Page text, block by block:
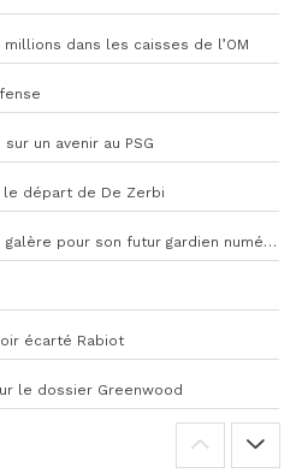
dans les caisses de l’OM
un avenir au PSG
le départ de De Zerbi
Restes, Atubolu, Bulka… L’OM galère pour son futur gardien numéro 1
écarté Rabiot
le dossier Greenwood